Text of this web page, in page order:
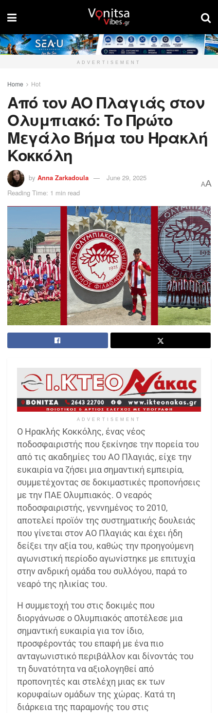
ADVERTISEMENT
Home Hot
Από τον ΑΟ Πλαγιάς στον
Ολυμπιακό: Το Πρώτο
Μεγάλο Βήμα του Ηρακλή
Κοκκόλη
by Anna Zarkadoula
June 29, 2025
Reading Time: 1 min read
AA
ADVERTISEMENT
Ο Ηρακλής Κοκκόλης, ένας νέος
ποδοσφαιριστής που ξεκίνησε την πορεία του
από τις ακαδημίες του ΑΟ Πλαγιάς, είχε την
ευκαιρία να ζήσει μια σημαντική εμπειρία,
συμμετέχοντας σε δοκιμαστικές προπονήσεις
με την ΠΑΕ Ολυμπιακός. Ο νεαρός
ποδοσφαιριστής, γεννημένος το 2010,
αποτελεί προϊόν της συστηματικής δουλειάς
που γίνεται στον ΑΟ Πλαγιάς και έχει ήδη
δείξει την αξία του, καθώς την προηγούμενη
αγωνιστική περίοδο αγωνίστηκε με επιτυχία
στην ανδρική ομάδα του συλλόγου, παρά το
νεαρό της ηλικίας του.
Η συμμετοχή του στις δοκιμές που
διοργάνωσε ο Ολυμπιακός αποτέλεσε μια
σημαντική ευκαιρία για τον ίδιο,
προσφέροντάς του επαφή με ένα πιο
ανταγωνιστικό περιβάλλον και δίνοντάς του
τη δυνατότητα να αξιολογηθεί από
προπονητές και στελέχη μιας εκ των
κορυφαίων ομάδων της χώρας. Κατά τη
διάρκεια της παραμονής του στις